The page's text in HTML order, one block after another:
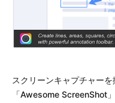
スクリーンキャプチャーを
「Awesome ScreenShot